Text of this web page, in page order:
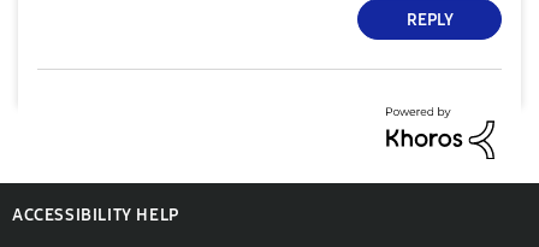
REPLY
ACCESSIBILITY HELP